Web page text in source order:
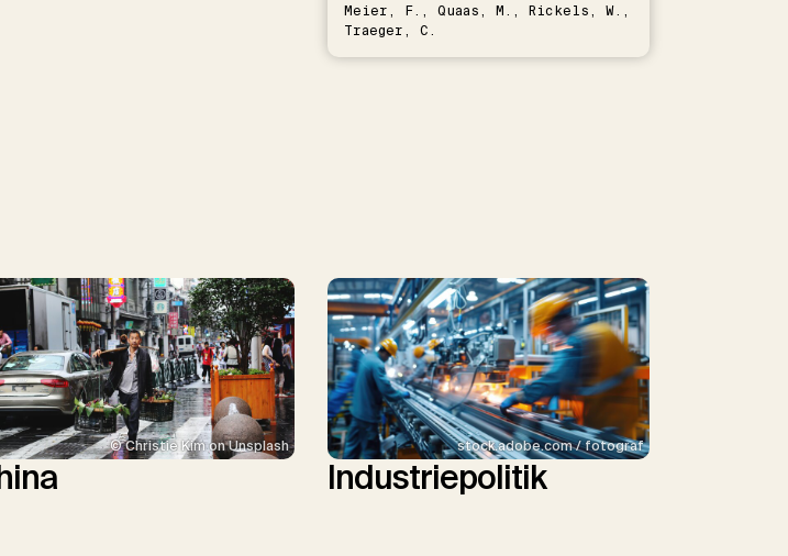
Meier, F., Quaas, M., Rickels, W.,
Traeger, C.
© Christie Kim on Unsplash stock.adobe.com / fotograf
Industriepolitik